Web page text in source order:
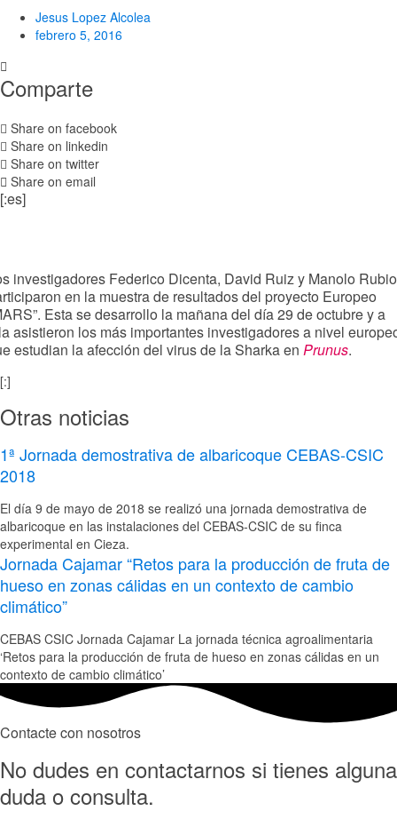
Jesus Lopez Alcolea
febrero 5, 2016
Comparte
Share on facebook
Share on linkedin
Share on twitter
Share on email
[:es]
investigadores Federico Dicenta, David Ruiz y Manolo Rubio
en la muestra de resultados del proyecto Europeo
Esta se desarrollo la mañana del día 29 de octubre y a
asistieron los más importantes investigadores a nivel
estudian la afección del virus de la Sharka en Prunus.
[:]
Otras noticias
1ª Jornada demostrativa de albaricoque CEBAS-CSIC
2018
El día 9 de mayo de 2018 se realizó una jornada demostrativa de
albaricoque en las instalaciones del CEBAS-CSIC de su finca
experimental en Cieza.
Jornada Cajamar “Retos para la producción de fruta de
hueso en zonas cálidas en un contexto de cambio
climático”
CEBAS CSIC Jornada Cajamar La jornada técnica agroalimentaria
‘Retos para la producción de fruta de hueso en zonas cálidas en un
contexto de cambio climático’
Contacte con nosotros
No dudes en contactarnos si tienes alguna
duda o consulta.